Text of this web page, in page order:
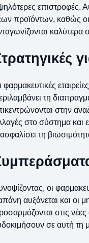
επιστροφές.
προϊόντων, καθώς οι
καλύτερα
φαρμακευτικές
τη
στην
στο σύστημα και
τη
οι
αυξάνεται και οι
στις
σε αυτή τη